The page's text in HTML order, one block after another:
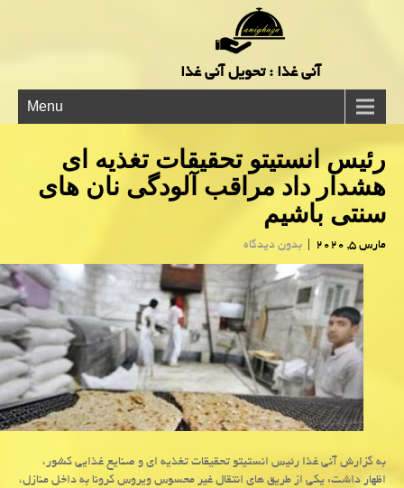
آنی غذا : تحویل آنی غذا
Menu
رئیس انستیتو تحقیقات تغذیه ای
هشدار داد مراقب آلودگی نان های
سنتی باشیم
مارس 5, 2020 | بدون دیدگاه
به گزارش آنی غذا رئیس انستیتو تحقیقات تغذیه ای و صنایع غذایی كشور،
اظهار داشت: یكی از طریق های انتقال غیر محسوس ویروس كرونا به داخل منازل،